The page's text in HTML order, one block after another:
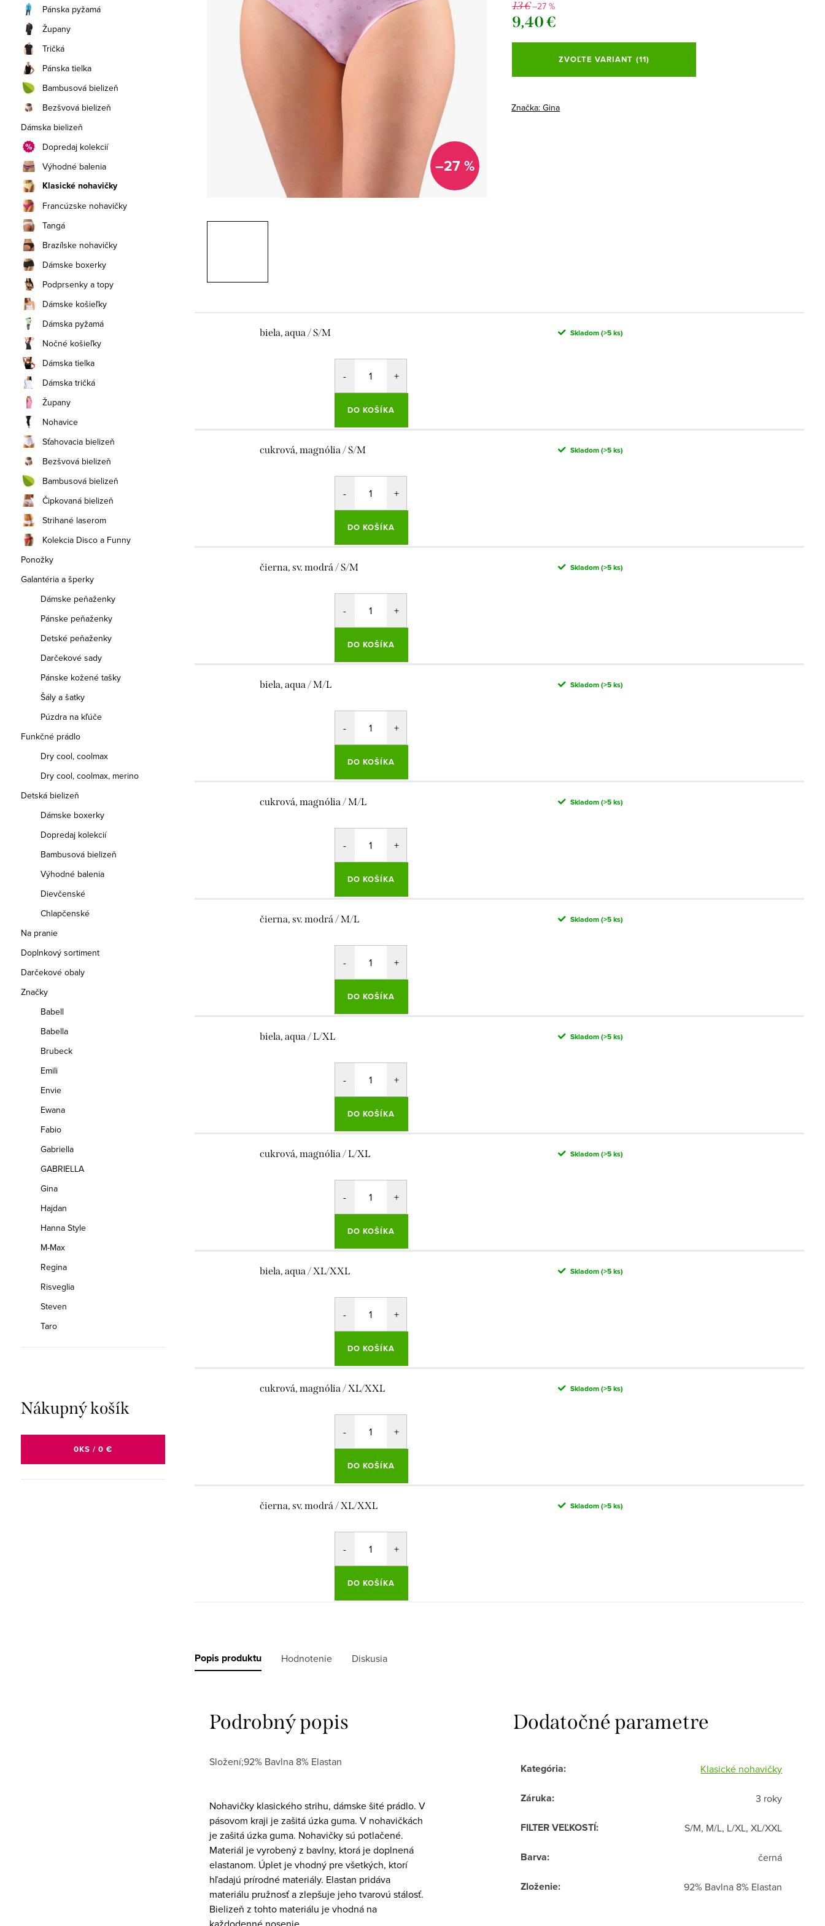
a
n
e
l
Pánska pyžamá
Župany
Tričká
Pánska tielka
Bambusová bielizeň
Bezšvová bielizeň
Dámska bielizeň
Dopredaj kolekcií
Výhodné balenia
Klasické nohavičky
Francúzske nohavičky
Tangá
Brazílske nohavičky
Dámske boxerky
Podprsenky a topy
Dámske košieľky
Dámska pyžamá
Nočné košieľky
Dámska tielka
Dámska tričká
Župany
Nohavice
Sťahovacia bielizeň
Bezšvová bielizeň
Bambusová bielizeň
Čipkovaná bielizeň
Strihané laserom
Kolekcia Disco a Funny
Ponožky
Galantéria a šperky
Dámske peňaženky
Pánske peňaženky
Detské peňaženky
Darčekové sady
Pánske kožené tašky
Šály a šatky
Púzdra na kľúče
Funkčné prádlo
Dry cool, coolmax
Dry cool, coolmax, merino
Detská bielizeň
Dámske boxerky
Dopredaj kolekcií
Bambusová bielizeň
Výhodné balenia
Dievčenské
Chlapčenské
Na pranie
Doplnkový sortiment
Darčekové obaly
Značky
Babell
Babella
Brubeck
Emili
Envie
Ewana
Fabio
Gabriella
GABRIELLA
Gina
Hajdan
Hanna Style
M-Max
Regina
Risveglia
Steven
Taro
Nákupný košík
0KS / 0 €
–27 %
13 €–27 %
9,40 €
Jednotková
ZVOĽTE VARIANT (11)
Značka:Gina
biela, aqua / S/M Skladom(>5 ks)
DO KOŠÍKA
cukrová, magnólia / S/M Skladom(>5 ks)
DO KOŠÍKA
čierna, sv. modrá / S/M Skladom(>5 ks)
DO KOŠÍKA
biela, aqua / M/L Skladom(>5 ks)
DO KOŠÍKA
cukrová, magnólia / M/L Skladom(>5 ks)
DO KOŠÍKA
čierna, sv. modrá / M/L Skladom(>5 ks)
DO KOŠÍKA
biela, aqua / L/XL Skladom(>5 ks)
DO KOŠÍKA
cukrová, magnólia / L/XL Skladom(>5 ks)
DO KOŠÍKA
biela, aqua / XL/XXL Skladom(>5 ks)
DO KOŠÍKA
cukrová, magnólia / XL/XXL Skladom(>5 ks)
DO KOŠÍKA
čierna, sv. modrá / XL/XXL Skladom(>5 ks)
DO KOŠÍKA
Popis produktu Hodnotenie Diskusia
Podrobný popis
Složení;92% Bavlna 8% Elastan
Nohavičky klasického strihu, dámske šité prádlo. V
pásovom kraji je zašitá úzka guma. V nohavičkách
je zašitá úzka guma. Nohavičky sú potlačené.
Materiál je vyrobený z bavlny, ktorá je doplnená
elastanom. Úplet je vhodný pre všetkých, ktorí
hľadajú prírodné materiály. Elastan pridáva
materiálu pružnosť a zlepšuje jeho tvarovú stálosť.
Bielizeň z tohto materiálu je vhodná na
Dodatočné parametre
Kategória: Klasické nohavičky
Záruka: 3 roky
FILTER VEĽKOSTÍ: S/M, M/L, L/XL, XL/XXL
Barva: černá
Zloženie: 92% Bavlna 8% Elastan